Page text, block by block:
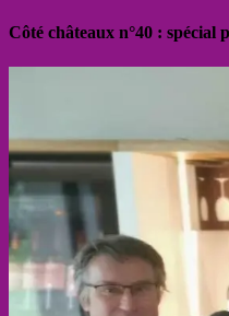
Côté châteaux n°40 : spécial